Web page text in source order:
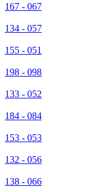
167 - 067
134 - 057
155 - 051
198 - 098
133 - 052
184 - 084
153 - 053
132 - 056
138 - 066